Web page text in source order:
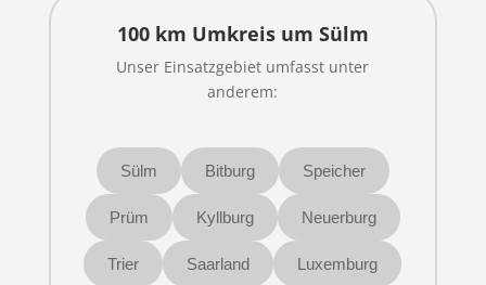
100 km Umkreis um Sülm
Unser Einsatzgebiet umfasst unter
anderem:
Sülm Bitburg Speicher
Prüm Kyllburg Neuerburg
Trier Saarland Luxemburg